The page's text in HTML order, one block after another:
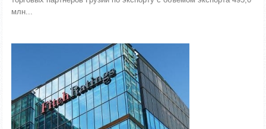
млн...